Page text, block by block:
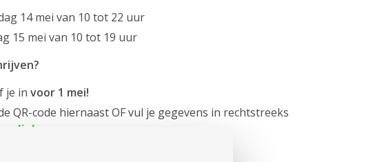
14 mei van 10 tot 22 uur
15 mei van 10 tot 19 uur
je in voor 1 mei!
QR-code hiernaast OF vul je gegevens in rechtstreeks
link